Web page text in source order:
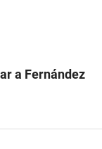
a Fernández